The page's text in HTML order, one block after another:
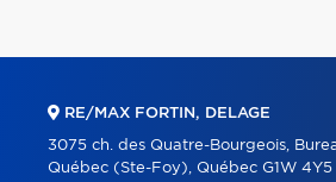
RE/MAX FORTIN, DELAGE
3075 ch. des Quatre-Bourgeois,
Québec (Ste-Foy), Québec G1W 4Y5